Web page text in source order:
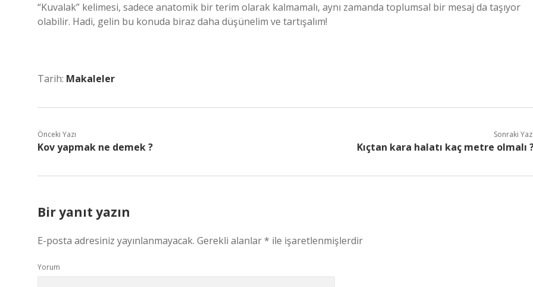
“Kuvalak” kelimesi, sadece anatomik bir terim olarak kalmamalı, aynı zamanda toplumsal bir mesaj da taşıyor
olabilir. Hadi, gelin bu konuda biraz daha düşünelim ve tartışalım!
Tarih: Makaleler
Önceki Yazı
Kov yapmak ne demek ?
Sonraki
Kıçtan kara halatı kaç metre olmalı
Bir yanıt yazın
E-posta adresiniz yayınlanmayacak. Gerekli alanlar* ile işaretlenmişlerdir
Yorum